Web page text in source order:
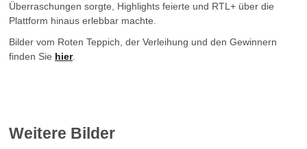
Überraschungen sorgte, Highlights feierte und RTL+ über die
Plattform hinaus erlebbar machte.
Bilder vom Roten Teppich, der Verleihung und den Gewinnern
finden Sie hier.
Weitere Bilder